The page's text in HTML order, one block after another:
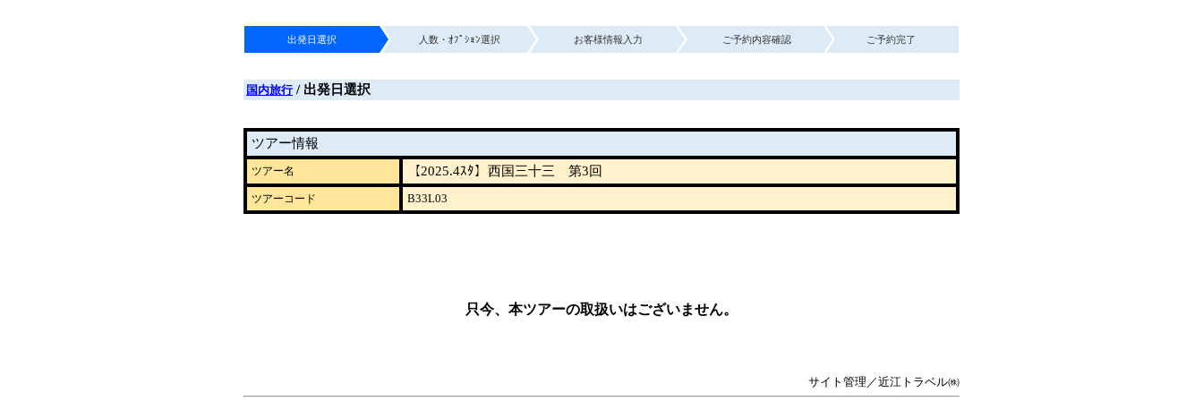
出発日選択 人数・ｵﾌﾟｼｮﾝ選択 お客様情報入力 ご予約内容確認 ご予約完了
国内旅行 / 出発日選択
ツアー情報
ツアー名 【2025.4ｽﾀ】西国三十三 第3回
ツアーコード B33L03
只今、本ツアーの取扱いはございません。
サイト管理／近江トラベル㈱